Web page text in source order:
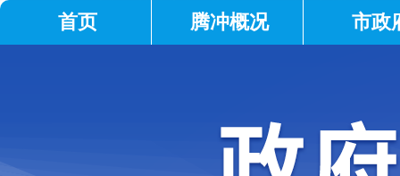
首页 腾冲概况 市政